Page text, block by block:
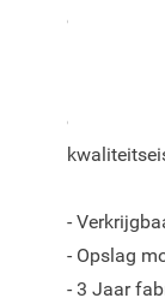
ontwikkeld
-
- Opslag
- 3 Jaar